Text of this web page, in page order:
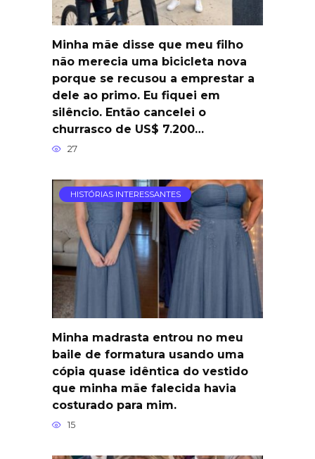
Minha mãe disse que meu filho
não merecia uma bicicleta nova
porque se recusou a emprestar a
dele ao primo. Eu fiquei em
silêncio. Então cancelei o
churrasco de US$ 7.200…
27
HISTÓRIAS INTERESSANTES
Minha madrasta entrou no meu
baile de formatura usando uma
cópia quase idêntica do vestido
que minha mãe falecida havia
costurado para mim.
15